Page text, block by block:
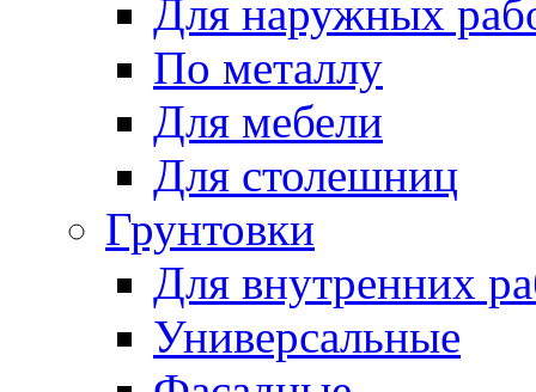
Для наружных
По металлу
Для мебели
Для столешниц
Грунтовки
Для внутренних
Универсальные